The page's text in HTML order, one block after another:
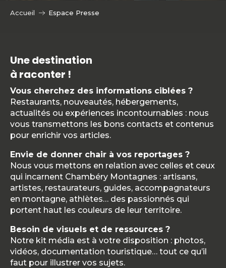
Accueil Espace Presse
Une destination
à raconter !
Vous cherchez des informations ciblées ?
Restaurants, nouveautés, hébergements,
actualités ou expériences incontournables : nous
vous transmettons les bons contacts et contenus
pour enrichir vos articles.
Envie de donner chair à vos reportages ?
Nous vous mettons en relation avec celles et ceux
qui incarnent Chambéry Montagnes : artisans,
artistes, restaurateurs, guides, accompagnateurs
en montagne, athlètes… des passionnés qui
portent haut les couleurs de leur territoire.
Besoin de visuels et de ressources ?
Notre kit média est à votre disposition : photos,
vidéos, documentation touristique… tout ce qu’il
faut pour illustrer vos sujets.